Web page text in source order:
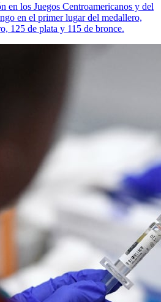
en los Juegos Centroamericanos y del
en el primer lugar del medallero,
125 de plata y 115 de bronce.